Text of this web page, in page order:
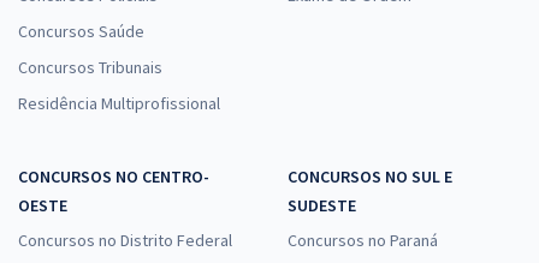
Concursos Saúde
Concursos Tribunais
Residência Multiprofissional
CONCURSOS NO CENTRO-
OESTE
Concursos no Distrito Federal
CONCURSOS NO SUL E
SUDESTE
Concursos no Paraná